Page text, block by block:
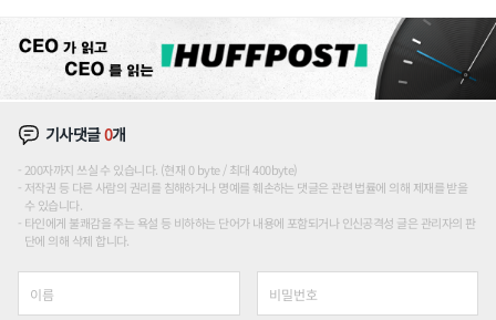
기사댓글0개
200자까지 쓰실 수 있습니다. (현재 0 byte / 최대 400byte)
저작권 등 다른 사람의 권리를 침해하거나 명예를 훼손하는 댓글은 관련 법률에 의해 제재를 받을
수 있습니다.
타인에게 불쾌감을 주는 욕설 등 비하하는 단어가 내용에 포함되거나 인신공격성 글은 관리자의 판
단에 의해 삭제 합니다.